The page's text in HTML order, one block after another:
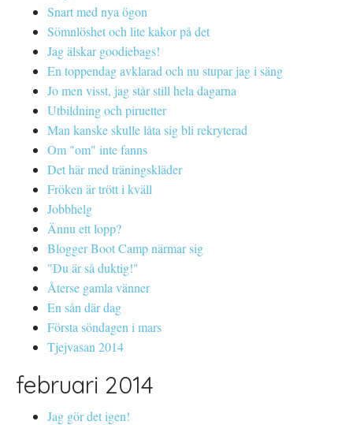
Snart med nya ögon
Sömnlöshet och lite kakor på det
Jag älskar goodiebags!
En toppendag avklarad och nu stupar jag i säng
Jo men visst, jag står still hela dagarna
Utbildning och piruetter
Man kanske skulle låta sig bli rekryterad
Om "om" inte fanns
Det här med träningskläder
Fröken är trött i kväll
Jobbhelg
Ännu ett lopp?
Blogger Boot Camp närmar sig
"Du är så duktig!"
Återse gamla vänner
En sån där dag
Första söndagen i mars
Tjejvasan 2014
februari 2014
Jag gör det igen!